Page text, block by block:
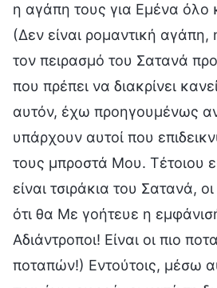
η αγάπη τους για Εμένα όλο
(Δεν είναι ρομαντική αγάπη,
τον πειρασμό του Σατανά
που πρέπει να διακρίνει
αυτόν, έχω προηγουμένως
υπάρχουν αυτοί που
τους μπροστά Μου. Τέτοιου
είναι τσιράκια του Σατανά,
ότι θα Με γοήτευε η
Αδιάντροποι! Είναι οι πιο
ποταπών!) Εντούτοις, μέσω